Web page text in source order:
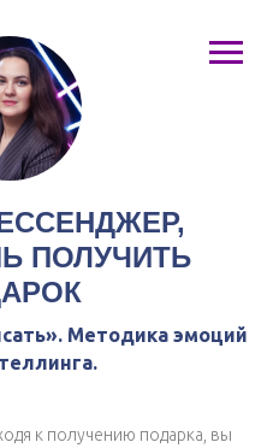
ПОЛУЧИТЬ
Методика эмоций
к получению подарка, вы